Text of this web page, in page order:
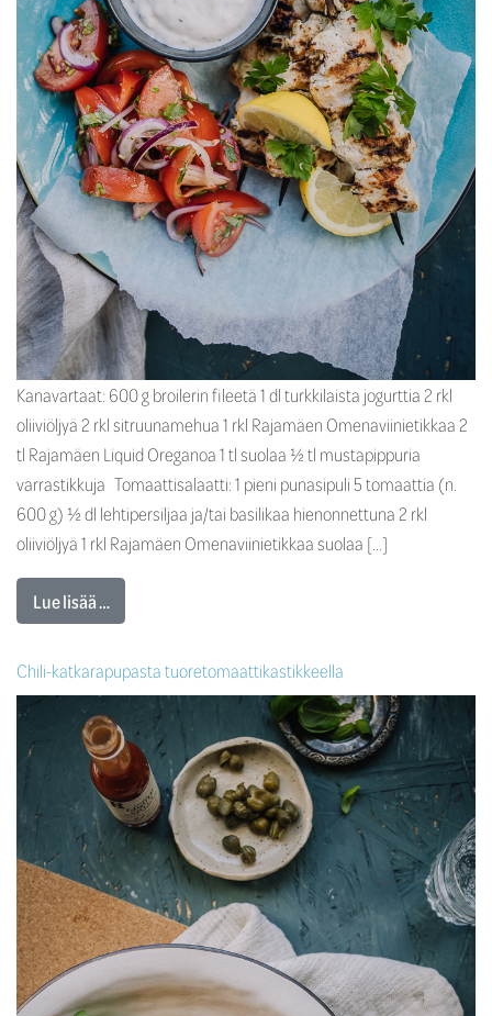
Kanavartaat: 600 g broilerin fileetä 1 dl turkkilaista jogurttia 2 rkl
oliiviöljyä 2 rkl sitruunamehua 1 rkl Rajamäen Omenaviinietikkaa 2
tl Rajamäen Liquid Oreganoa 1 tl suolaa ½ tl mustapippuria
varrastikkuja Tomaattisalaatti: 1 pieni punasipuli 5 tomaattia (n.
600 g) ½ dl lehtipersiljaa ja/tai basilikaa hienonnettuna 2 rkl
oliiviöljyä 1 rkl Rajamäen Omenaviinietikkaa suolaa […]
Lue lisää …
Chili-katkarapupasta tuoretomaattikastikkeella